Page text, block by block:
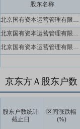
股东名称
北京国有资本运营管理有限公司,北京京国瑞国企改革发展基金(有限合伙)
北京国有资本运营管理有限公司,北京京国瑞国企改革发展基金(有限合伙)
北京国有资本运营管理有限公司,北京京国瑞国企改革发展基金(有限合伙)
京东方Ａ股东户数
股东户数统计
截止日
区间涨跌幅
(%)